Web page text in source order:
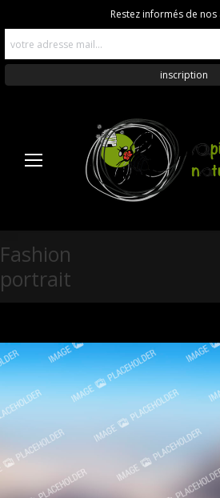
Fashion
portrait
Restez informés de nos